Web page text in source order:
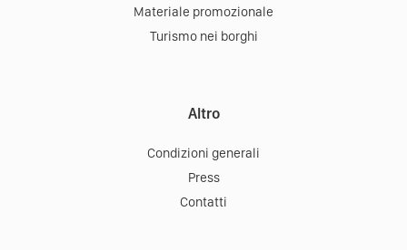
Materiale promozionale
Turismo nei borghi
Altro
Condizioni generali
Press
Contatti